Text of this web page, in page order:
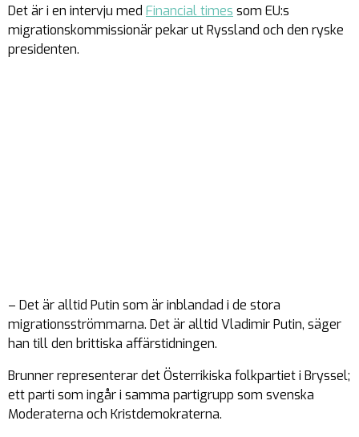
Det är i en intervju med Financial times som EU:s
migrationskommissionär pekar ut Ryssland och den ryske
presidenten.
– Det är alltid Putin som är inblandad i de stora
migrationsströmmarna. Det är alltid Vladimir Putin, säger
han till den brittiska affärstidningen.
Brunner representerar det Österrikiska folkpartiet i Bryssel;
ett parti som ingår i samma partigrupp som svenska
Moderaterna och Kristdemokraterna.